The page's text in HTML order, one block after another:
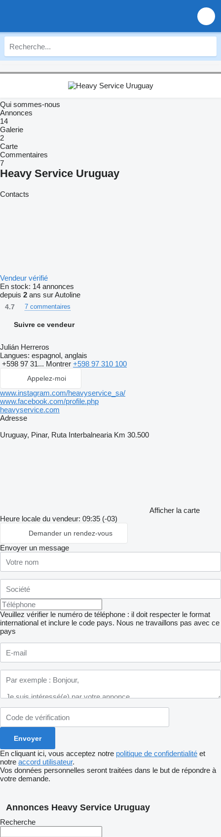
Qui sommes-nous
Annonces
14
Galerie
2
Carte
Commentaires
7
Heavy Service Uruguay
Contacts
Vendeur vérifié
En stock: 14 annonces
depuis 2 ans sur Autoline
4.7 7 commentaires
Suivre ce vendeur
Julián Herreros
Langues: espagnol, anglais
+598 97 31... Montrer +598 97 310 100
Appelez-moi
www.instagram.com/heavyservice_sa/
www.facebook.com/profile.php
heavyservice.com
Adresse
Uruguay, Pinar, Ruta Interbalnearia Km 30.500
Afficher la carte
Heure locale du vendeur: 09:35 (-03)
Demander un rendez-vous
Envoyer un message
Veuillez vérifier le numéro de téléphone : il doit respecter le format
international et inclure le code pays. Nous ne travaillons pas avec ce
pays
En cliquant ici, vous acceptez notre politique de confidentialité et
notre accord utilisateur.
Vos données personnelles seront traitées dans le but de répondre à
votre demande.
Annonces Heavy Service Uruguay
Recherche